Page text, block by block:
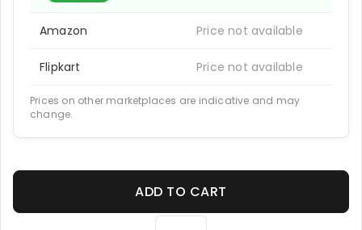
Amazon Price not available
Flipkart Price not available
Prices on other marketplaces are indicative and may
change.
ADD TO CART